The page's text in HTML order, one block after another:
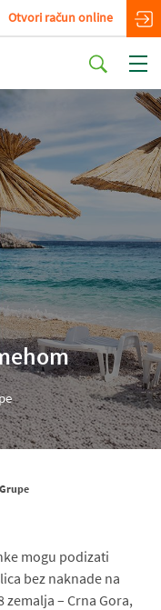
Otvori račun online
mogu podizati
bez naknade na
zemalja – Crna Gora,